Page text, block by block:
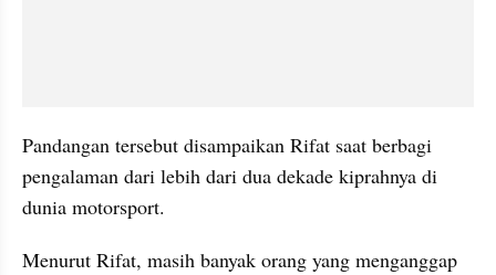
Pandangan tersebut disampaikan Rifat saat berbagi
pengalaman dari lebih dari dua dekade kiprahnya di
dunia motorsport.
Menurut Rifat, masih banyak orang yang menganggap